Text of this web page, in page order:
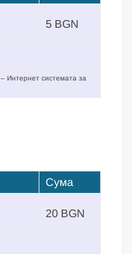
5 BGN
– Интернет системата за
Сума
20 BGN